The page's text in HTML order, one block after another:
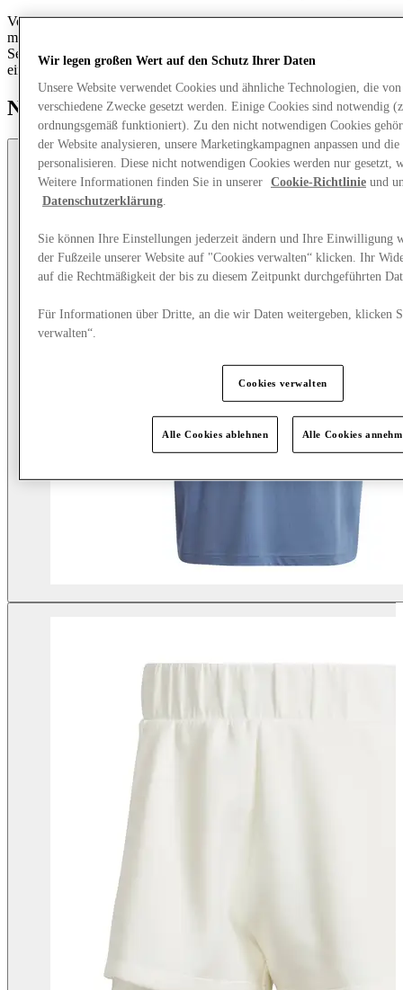
Von Retro-Stilen wie dem berühmten Samba-Schuh bis hin zur
modischeren Style-Reihe ist adidas mehr als nur eine Sportmarke.
Seine Stile sind zu einem festen Bestandteil der Modewelt und zu
einem Symbol der Popkultur geworden.
New Arrivals
Wir legen großen Wert auf den Schutz Ihrer Daten
Unsere Website verwendet Cookies und ähnliche Technologien, die
verschiedene Zwecke gesetzt werden. Einige Cookies sind notwendig
ordnungsgemäß funktioniert). Zu den nicht notwendigen Cookies
der Website analysieren, unsere Marketingkampagnen anpassen und
personalisieren. Diese nicht notwendigen Cookies werden nur gesetzt,
Weitere Informationen finden Sie in unserer Cookie-Richtlinie und
Datenschutzerklärung.
Sie können Ihre Einstellungen jederzeit ändern und Ihre Einwilligung
der Fußzeile unserer Website auf "Cookies verwalten“ klicken. Ihr
auf die Rechtmäßigkeit der bis zu diesem Zeitpunkt durchgeführten
Für Informationen über Dritte, an die wir Daten weitergeben, klicken
verwalten“.
Cookies verwalten
Alle Cookies ablehnen Alle Cookies